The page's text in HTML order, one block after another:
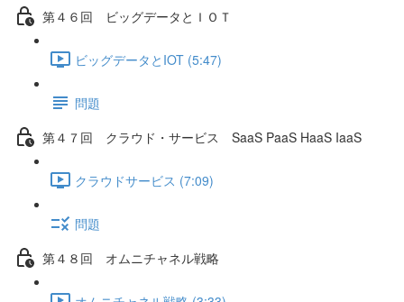
第４６回 ビッグデータとＩＯＴ
ビッグデータとIOT (5:47)
問題
第４７回 クラウド・サービス SaaS PaaS HaaS IaaS
クラウドサービス (7:09)
問題
第４８回 オムニチャネル戦略